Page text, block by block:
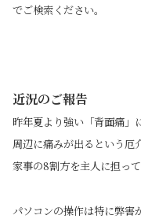
でご検索ください。
近況のご報告
昨年夏より強い「背面痛」
周辺に痛みが出るという厄
家事の8割方を主人に担って
パソコンの操作は特に弊害